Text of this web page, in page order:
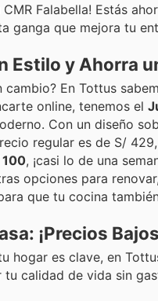
Falabella! Estás
ganga que mejora tu
Estilo y Ahorra
cambio? En Tottus
online, tenemos el
Con un diseño
regular es de S/
100, ¡casi lo de una
opciones para
que tu cocina
¡Precios
hogar es clave, en
calidad de vida sin